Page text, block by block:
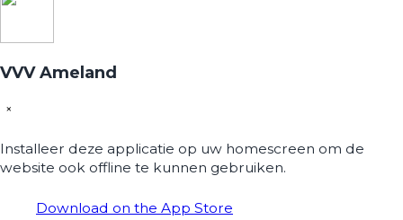
VVV Ameland
×
Installeer deze applicatie op uw homescreen om de
website ook offline te kunnen gebruiken.
Download on the App Store